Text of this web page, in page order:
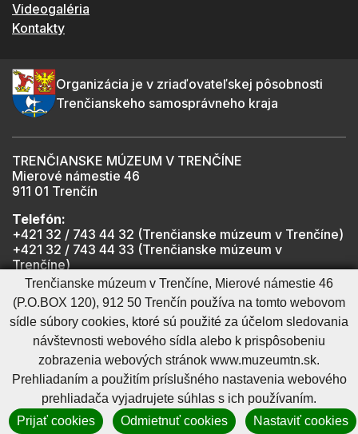
Videogaléria
Kontakty
Organizácia je v zriaďovateľskej pôsobnosti
Trenčianskeho samosprávneho kraja
TRENČIANSKE MÚZEUM V TRENČÍNE
Mierové námestie 46
911 01 Trenčín
Telefón:
+421 32 / 743 44 32 (Trenčianske múzeum v Trenčíne)
+421 32 / 743 44 33 (Trenčianske múzeum v
Trenčíne)
+421 901 918 825 (Trenčiansky hrad - informátor -
počas otváracích hodín hradu)
Mapa stránkyRSSCookies nastavenieOchrana osobných údajov
Cookies - viac informáciíVyhlásenie o prístupnosti
Technický prevádzkovateľSprávca obsahu
GenerujeCMS BUXUS
Trenčianske múzeum v Trenčíne, Mierové námestie 46
(P.O.BOX 120), 912 50 Trenčín používa na tomto webovom
sídle súbory cookies, ktoré sú použité za účelom sledovania
návštevnosti webového sídla alebo k prispôsobeniu
zobrazenia webových stránok www.muzeumtn.sk.
Prehliadaním a použitím príslušného nastavenia webového
prehliadača vyjadrujete súhlas s ich používaním.
Prijať cookies
Odmietnuť cookies Nastaviť cookies